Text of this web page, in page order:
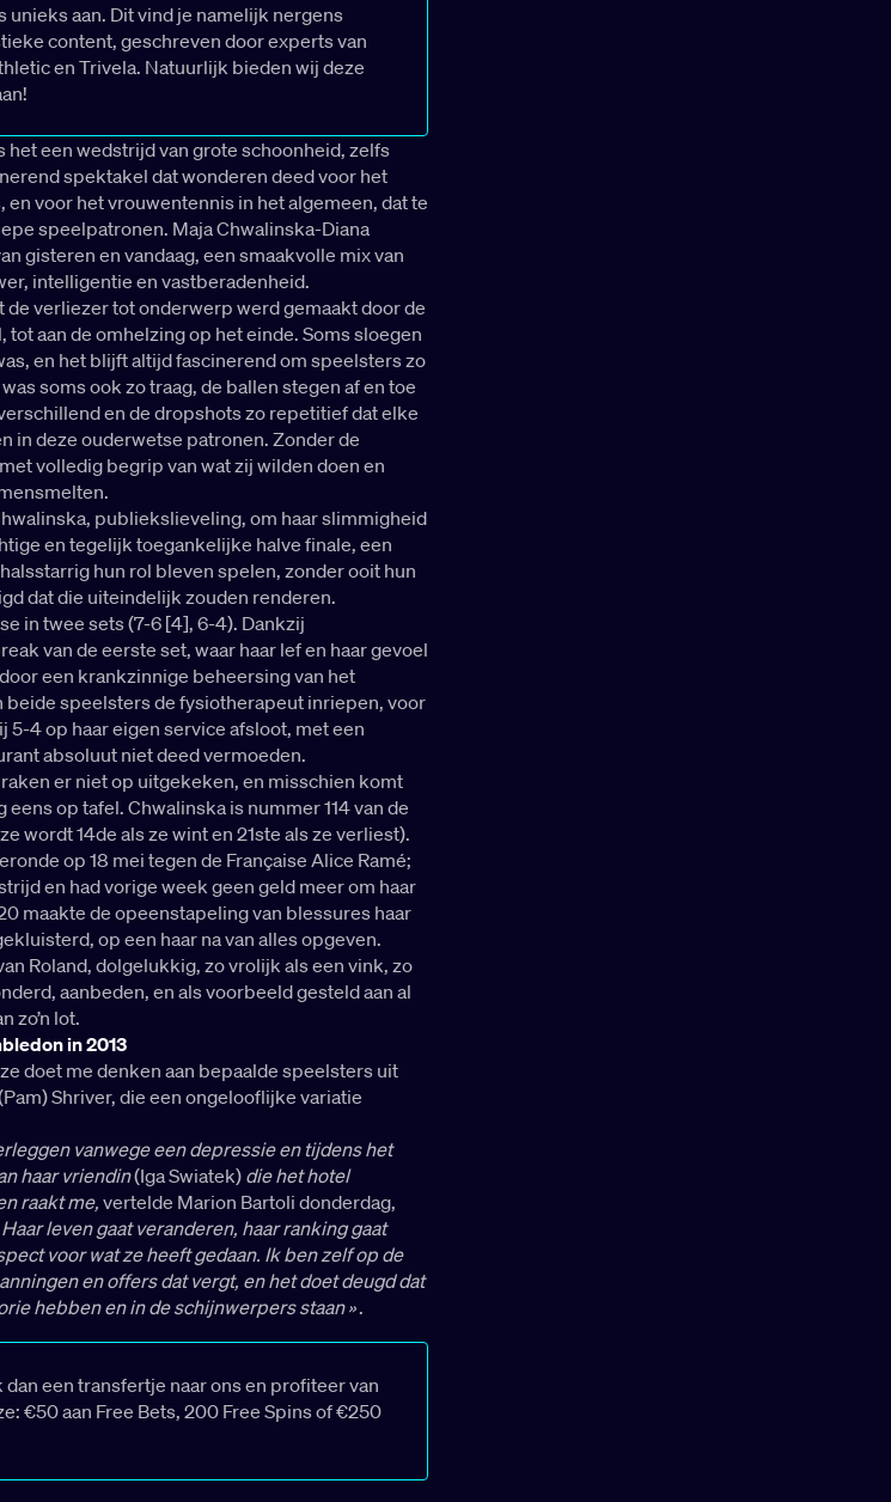
aan. Dit vind je namelijk nergens
content, geschreven door experts van
en Trivela. Natuurlijk bieden wij deze
het een wedstrijd van grote schoonheid, zelfs
spektakel dat wonderen deed voor het
voor het vrouwentennis in het algemeen, dat te
speelpatronen. Maja Chwalinska-Diana
gisteren en vandaag, een smaakvolle mix van
intelligentie en vastberadenheid.
de verliezer tot onderwerp werd gemaakt door de
aan de omhelzing op het einde. Soms sloegen
en het blijft altijd fascinerend om speelsters zo
soms ook zo traag, de ballen stegen af en toe
en de dropshots zo repetitief dat elke
in deze ouderwetse patronen. Zonder de
volledig begrip van wat zij wilden doen en
publiekslieveling, om haar slimmigheid
en tegelijk toegankelijke halve finale, een
hun rol bleven spelen, zonder ooit hun
dat die uiteindelijk zouden renderen.
in twee sets (7-6 [4], 6-4). Dankzij
van de eerste set, waar haar lef en haar gevoel
een krankzinnige beheersing van het
beide speelsters de fysiotherapeut inriepen, voor
4 op haar eigen service afsloot, met een
absoluut niet deed vermoeden.
er niet op uitgekeken, en misschien komt
op tafel. Chwalinska is nummer 114 van de
wordt 14de als ze wint en 21ste als ze verliest).
op 18 mei tegen de Française Alice Ramé;
en had vorige week geen geld meer om haar
maakte de opeenstapeling van blessures haar
op een haar na van alles opgeven.
Roland, dolgelukkig, zo vrolijk als een vink, zo
aanbeden, en als voorbeeld gesteld aan al
zo’n lot.
in 2013
doet me denken aan bepaalde speelsters uit
Shriver, die een ongelooflijke variatie
vanwege een depressie en tijdens het
haar vriendin(Iga Swiatek) die het hotel
raakt me,vertelde Marion Bartoli donderdag,
Haar leven gaat veranderen, haar ranking gaat
voor wat ze heeft gedaan. Ik ben zelf op de
en offers dat vergt, en het doet deugd dat
hebben en in de schijnwerpers staan ».
een transfertje naar ons en profiteer van
€50 aan Free Bets, 200 Free Spins of €250